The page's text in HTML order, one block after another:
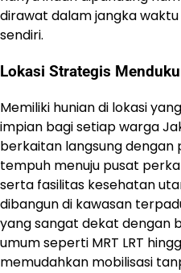
dirawat dalam jangka
sendiri.
Lokasi Strategis
Memiliki hunian di lokasi
impian bagi setiap warga
berkaitan langsung
tempuh menuju pusat
serta fasilitas kesehatan
dibangun di kawasan
yang sangat dekat dengan
umum seperti MRT LRT
memudahkan mobilisasi